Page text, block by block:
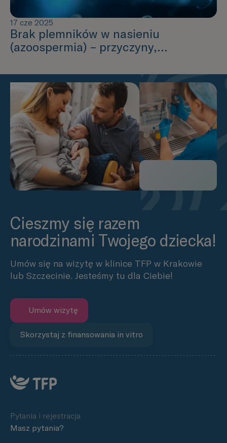
17 cze 2025
Brak plemników w nasieniu
(azoospermia) – przyczyny,
Cieszmy się razem
narodzinami Twojego dziecka!
Umów się na wizytę w klinice TFP w Krakowie
lub Szczecinie. Jesteśmy tu dla Ciebie!
Umów wizytę
Skorzystaj z finansowania in vitro
Pytania i rejestracja
Masz pytania?